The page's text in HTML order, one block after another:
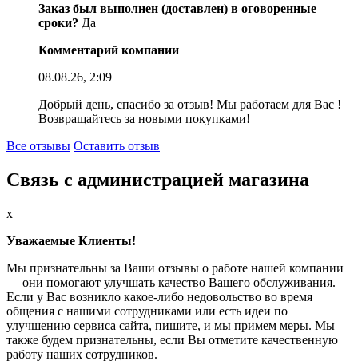
Заказ был выполнен (доставлен) в оговоренные
сроки? Да
Комментарий компании
08.08.26, 2:09
Добрый день, спасибо за отзыв! Мы работаем для Вас !
Возвращайтесь за новыми покупками!
Все отзывы Оставить отзыв
Связь с администрацией магазина
x
Уважаемые Клиенты!
Мы признательны за Ваши отзывы о работе нашей компании
— они помогают улучшать качество Вашего обслуживания.
Если у Вас возникло какое-либо недовольство во время
общения с нашими сотрудниками или есть идеи по
улучшению сервиса сайта, пишите, и мы примем меры. Мы
также будем признательны, если Вы отметите качественную
работу наших сотрудников.